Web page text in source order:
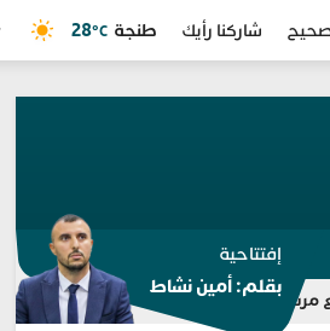
شاركنا رأيك طنجة 28 °C
السرية بسبب اتهامات وأخبار زائفة عن
إفتتاحية
بقلم: أمين نشاط